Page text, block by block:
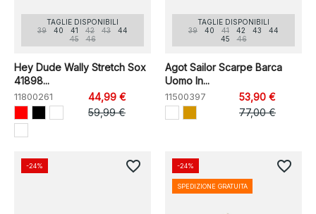
TAGLIE DISPONIBILI
39
40 41 42 43
44
45
46
Hey Dude Wally Stretch Sox
41898...
11800261
44,99 €
59,99 €
TAGLIE DISPONIBILI
39
40 41 42 43
44
45
46
Agot Sailor Scarpe Barca
Uomo In...
11500397
53,90 €
77,00 €
-24% favorite_border -24%
SPEDIZIONE GRATUITA
favorite_border